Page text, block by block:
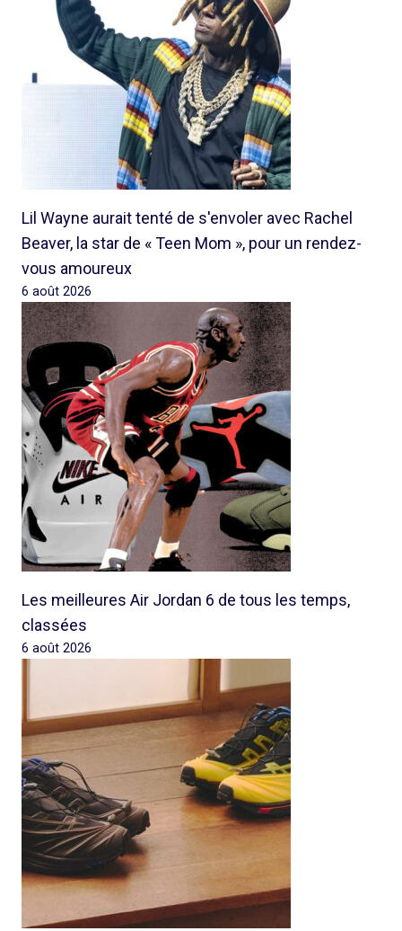
Lil Wayne aurait tenté de s'envoler avec Rachel
Beaver, la star de « Teen Mom », pour un rendez-
vous amoureux
6 août 2026
Les meilleures Air Jordan 6 de tous les temps,
classées
6 août 2026